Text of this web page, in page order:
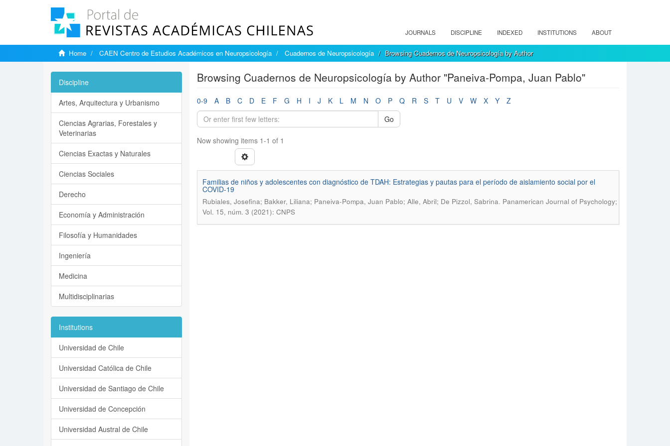
JOURNALS DISCIPLINE INDEXED INSTITUTIONS ABOUT
Home CAEN Centro de Estudios Académicos en Neuropsicología Cuadernos de Neuropsicología Browsing Cuadernos de Neuropsicología by Author
Browsing Cuadernos de Neuropsicología by Author "Paneiva-Pompa, Juan Pablo"
0-9 A B C D E F G H I J K L M N O P Q R S T U V W X Y
Z
Go
Now showing items 1-1 of 1
Familias de niños y adolescentes con diagnóstico de TDAH: Estrategias y pautas para el período de aislamiento social por el
COVID-19
Rubiales, Josefina; Bakker, Liliana; Paneiva-Pompa, Juan Pablo; Alle, Abril; De Pizzol, Sabrina. Panamerican Journal of Psychology;
Vol. 15, núm. 3 (2021): CNPS
Discipline
Artes, Arquitectura y Urbanismo
Ciencias Agrarias, Forestales y
Veterinarias
Ciencias Exactas y Naturales
Ciencias Sociales
Derecho
Economía y Administración
Filosofía y Humanidades
Ingeniería
Medicina
Multidisciplinarias
Institutions
Universidad de Chile
Universidad Católica de Chile
Universidad de Santiago de Chile
Universidad de Concepción
Universidad Austral de Chile